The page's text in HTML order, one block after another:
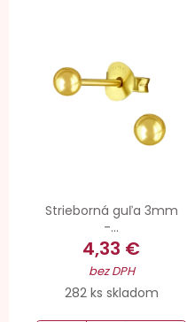
Strieborná guľa 3mm
-...
4,33 €
bez DPH
282 ks skladom